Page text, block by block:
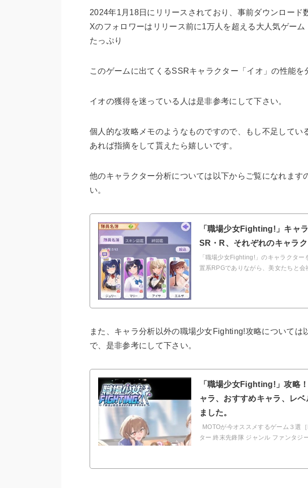
2024年1月18日にリリースされており、事前ダウンロード
Xのフォロワーはリリース前に1万人を超える大人気ゲー
たっぷり
このゲームに出てくるSSRキャラクター「イオ」の性能を
イオの獲得を迷っている人は是非参考にして下さい。
個人的な攻略メモのようなものですので、もし不足してい
あれば指摘をして貰えたら嬉しいです。
他のキャラクター分析については以下からご覧になれます
い。
「職場少女Fighting!」キャ
SR・R、それぞれのキャラ
「職場少女Fighting!」のキャラクタ
置系RPGでありながら、美女たちと
また、キャラ分析以外の職場少女Fighting!攻略については
で、是非参考にして下さい。
「職場少女Fighting!」攻略
ャラ、おすすめキャラ、レ
ました。
MOTOが今オススメするゲーム３選
ター 終末先鋒隊 ジャンル ファンタジ